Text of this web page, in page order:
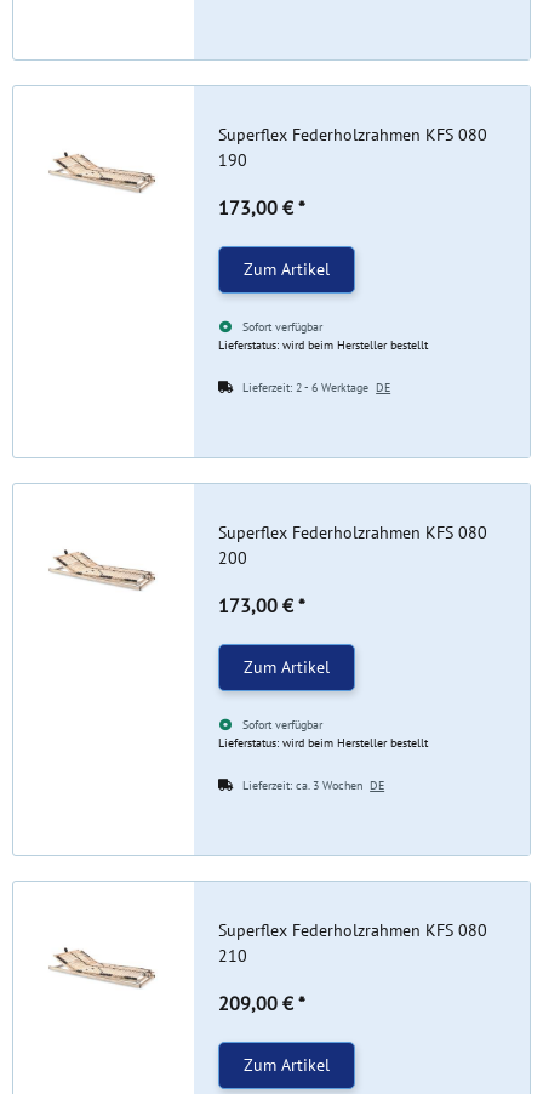
Superflex Federholzrahmen KFS 080
190
173,00 € *
Zum Artikel
Sofort verfügbar
Lieferstatus: wird beim Hersteller bestellt
Lieferzeit: 2 - 6 WerktageDE
Superflex Federholzrahmen KFS 080
200
173,00 € *
Zum Artikel
Sofort verfügbar
Lieferstatus: wird beim Hersteller bestellt
Lieferzeit:ca. 3 WochenDE
Superflex Federholzrahmen KFS 080
210
209,00 € *
Zum Artikel